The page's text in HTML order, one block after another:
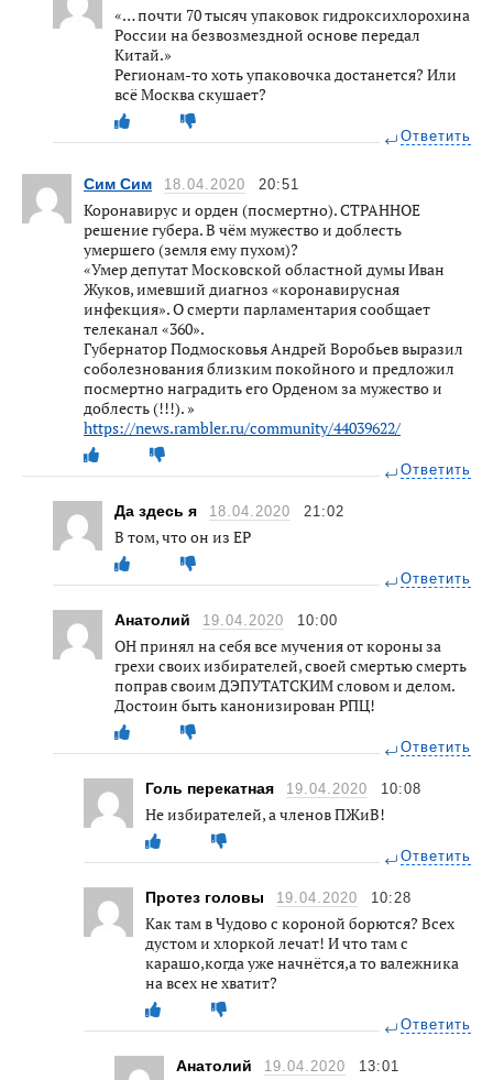
«… почти 70 тысяч упаковок гидроксихлорохина
России на безвозмездной основе передал
Китай.»
Регионам-то хоть упаковочка достанется? Или
всё Москва скушает?
Ответить
Сим Сим 18.04.2020 20:51
Коронавирус и орден (посмертно). СТРАННОЕ
решение губера. В чём мужество и доблесть
умершего (земля ему пухом)?
«Умер депутат Московской областной думы Иван
Жуков, имевший диагноз «коронавирусная
инфекция». О смерти парламентария сообщает
телеканал «360».
Губернатор Подмосковья Андрей Воробьев выразил
соболезнования близким покойного и предложил
посмертно наградить его Орденом за мужество и
доблесть (!!!). »
https://news.rambler.ru/community/44039622/
Ответить
Да здесь я 18.04.2020 21:02
В том, что он из ЕР
Ответить
Анатолий 19.04.2020 10:00
ОН принял на себя все мучения от короны за
грехи своих избирателей, своей смертью смерть
поправ своим ДЭПУТАТСКИМ словом и делом.
Достоин быть канонизирован РПЦ!
Ответить
Голь перекатная 19.04.2020 10:08
Не избирателей, а членов ПЖиВ!
Ответить
Протез головы 19.04.2020 10:28
Как там в Чудово с короной борются? Всех
дустом и хлоркой лечат! И что там с
карашо,когда уже начнётся,а то валежника
на всех не хватит?
Ответить
Анатолий 19.04.2020 13:01